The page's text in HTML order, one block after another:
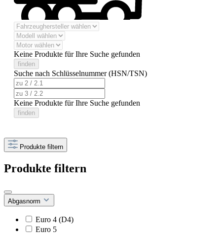
Keine Produkte für Ihre Suche gefunden
finden
Suche nach Schlüsselnummer (HSN/TSN)
Keine Produkte für Ihre Suche gefunden
finden
Produkte filtern
Produkte filtern
Abgasnorm
Euro 4 (D4)
Euro 5